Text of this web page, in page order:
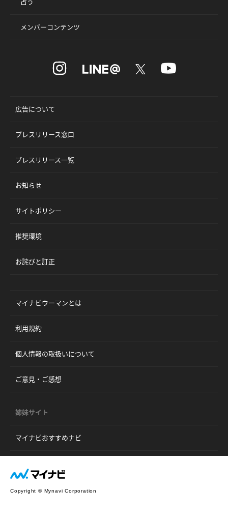
メンバーコンテンツ
広告について
プレスリリース窓口
プレスリリース一覧
お知らせ
サイトポリシー
推奨環境
お詫びと訂正
マイナビウーマンとは
利用規約
個人情報の取扱いについて
ご意見・ご感想
姉妹サイト
マイナビおすすめナビ
Copyright © Mynavi Corporation